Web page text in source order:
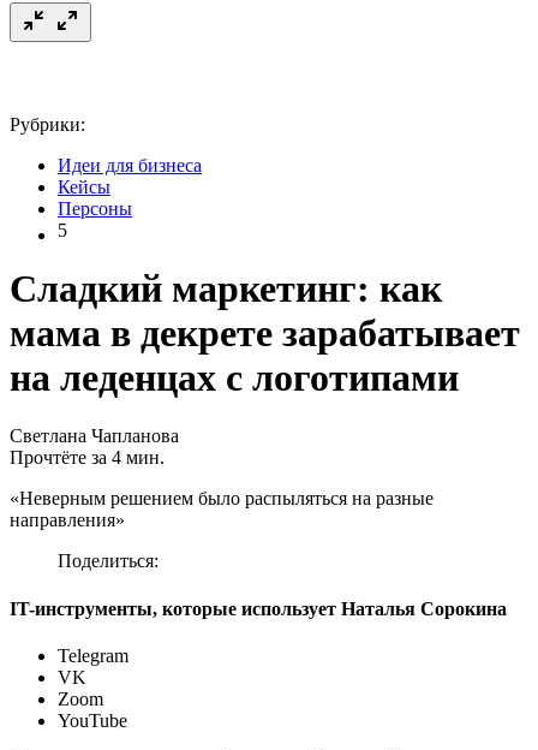
Рубрики:
Идеи для бизнеса
Кейсы
Персоны
5
Сладкий маркетинг: как
мама в декрете зарабатывает
на леденцах с логотипами
Светлана Чапланова
Прочтёте за 4 мин.
«Неверным решением было распыляться на разные
направления»
Поделиться:
IT-инструменты, которые использует Наталья Сорокина
Telegram
VK
Zoom
YouTube